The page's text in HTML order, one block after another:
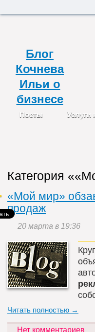
Категория
«Мой мир»
продаж
20 марта в 19:36
Читать полностью →
Нет комментариев
Блог
Кочнева
Ильи о
бизнесе
Посты Услуги